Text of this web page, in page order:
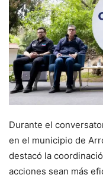
Durante el
en el municipio de
destacó la
acciones sean más